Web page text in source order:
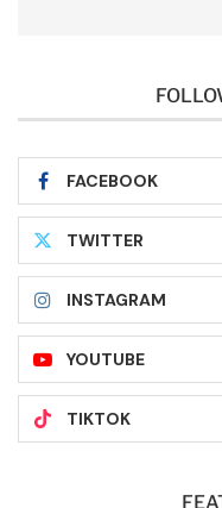
FACEBOOK
TWITTER
INSTAGRAM
YOUTUBE
TIKTOK